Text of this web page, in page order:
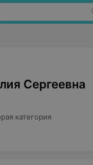
Сергеевна
категория